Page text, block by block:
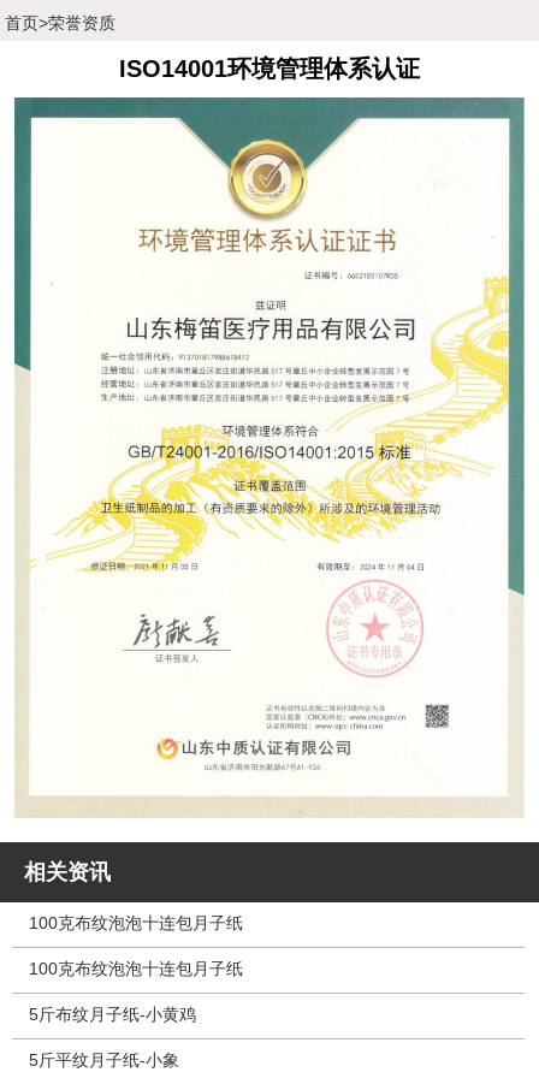
首页>荣誉资质
ISO14001环境管理体系认证
相关资讯
100克布纹泡泡十连包月子纸
100克布纹泡泡十连包月子纸
5斤布纹月子纸-小黄鸡
5斤平纹月子纸-小象